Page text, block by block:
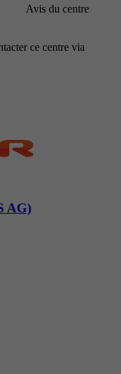
Avis du centre
ce centre via
AG)